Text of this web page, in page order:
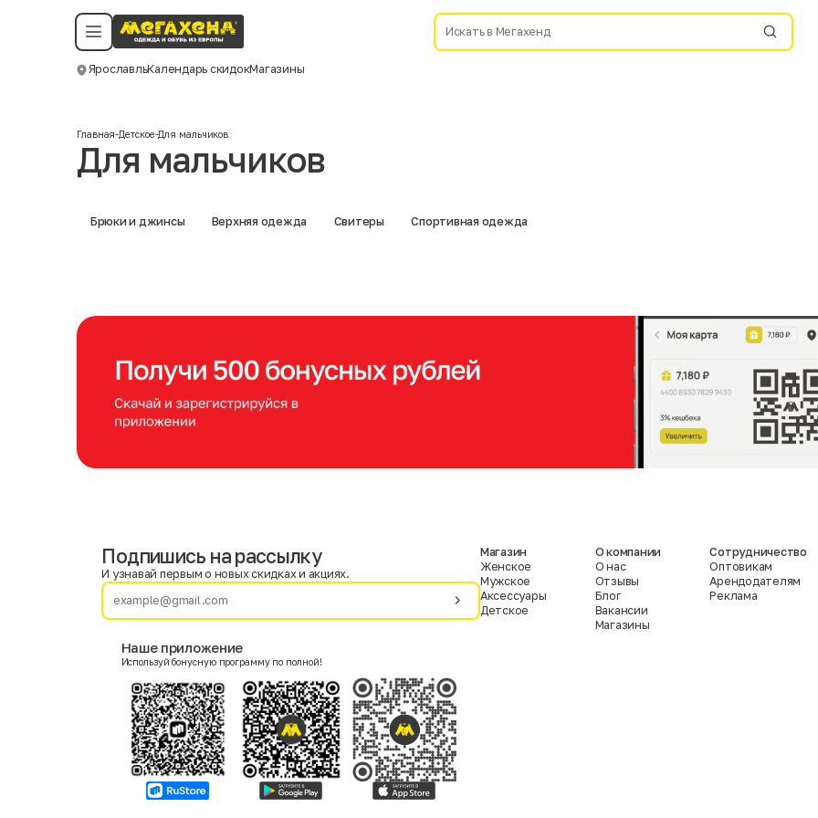
ЯрославльКалендарь скидокМагазины
Политика конфиденциальности
©️ Мегахенд 2026. Все права защищены.
Смотреть все даты
Главная-Детское-Для мальчиков
Для мальчиков
Брюки и джинсы Верхняя одежда Свитеры Спортивная одежда
Фамилия
Женский
Согласие на получение чеков по электронной почте
Москва
Подпишись на рассылку
И узнавай первым о новых скидках и акциях.
Наше приложение
Используй бонусную программу по полной!
Магазин
Женское
Мужское
Аксессуары
Детское
О компании
О нас
Отзывы
Блог
Вакансии
Магазины
Сотрудничество
Оптовикам
Арендодателям
Реклама